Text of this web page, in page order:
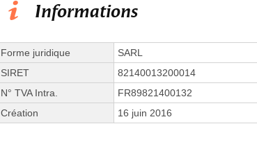
Informations
Forme juridique
SARL
SIRET
82140013200014
N° TVA Intra.
FR89821400132
Création
16 juin 2016